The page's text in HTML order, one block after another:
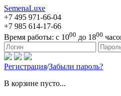
SemenaLuxe
+7 495 971-66-04
+7 985 614-17-66
Время работы: с 1000 до 1800
127473, г. Москва, ул.
Регистрация/Забыли пароль?
В корзине пусто...